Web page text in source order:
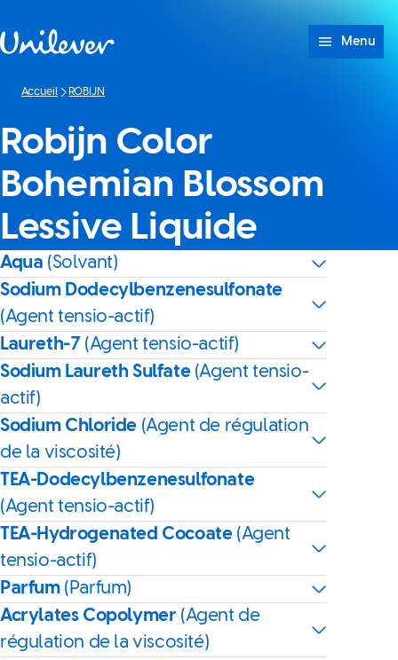
Menu
Accueil ROBIJN
Robijn Color
Bohemian Blossom
Lessive Liquide
Aqua (Solvant)
Sodium Dodecylbenzenesulfonate
(Agent tensio-actif)
Laureth-7 (Agent tensio-actif)
Sodium Laureth Sulfate (Agent tensio-
actif)
Sodium Chloride (Agent de régulation
de la viscosité)
TEA-Dodecylbenzenesulfonate
(Agent tensio-actif)
TEA-Hydrogenated Cocoate (Agent
tensio-actif)
Parfum (Parfum)
Acrylates Copolymer (Agent de
régulation de la viscosité)